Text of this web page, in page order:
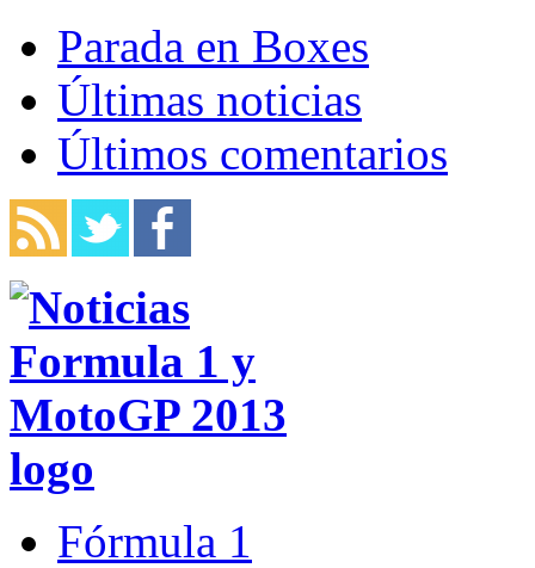
Parada en Boxes
Últimas noticias
Últimos comentarios
Fórmula 1